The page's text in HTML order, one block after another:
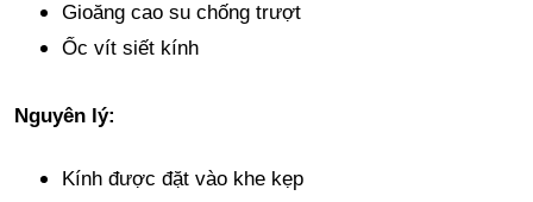
Gioăng cao su chống trượt
Ốc vít siết kính
Nguyên lý:
Kính được đặt vào khe kẹp